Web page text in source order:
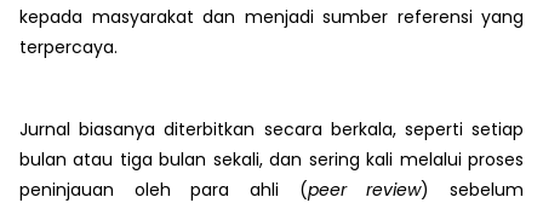
kepada masyarakat dan menjadi sumber referensi yang
terpercaya.
Jurnal biasanya diterbitkan secara berkala, seperti setiap
bulan atau tiga bulan sekali, dan sering kali melalui proses
peninjauan oleh para ahli (peer review) sebelum